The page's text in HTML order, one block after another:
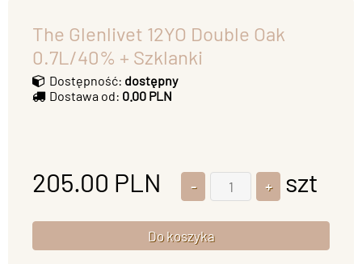
The Glenlivet 12YO Double Oak
0.7L/40% + Szklanki
Dostępność: dostępny
Dostawa od: 0.00 PLN
205.00 PLN szt